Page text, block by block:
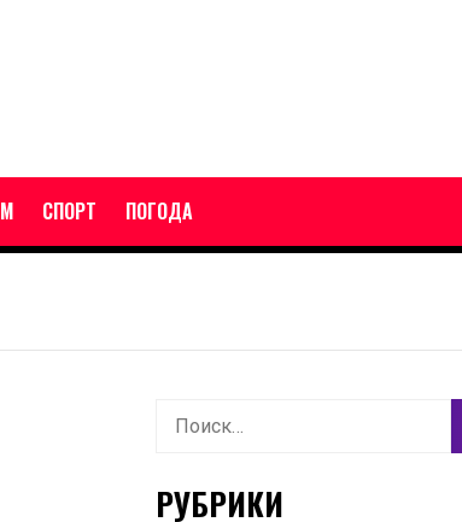
СПОРТ ПОГОДА
Найти:
РУБРИКИ